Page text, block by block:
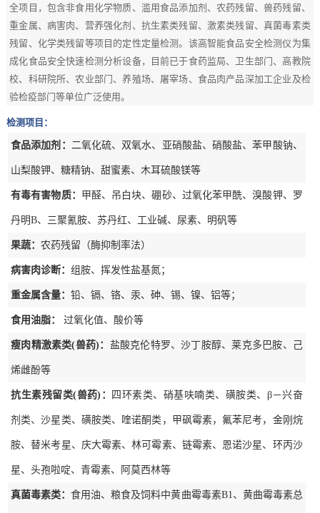
全项目，包含非食用化学物质、滥用食品添加剂、农药残留、兽药残留、
重金属、病害肉、营养强化剂、抗生素类残留、激素类残留、真菌毒素类
残留、化学类残留等项目的定性定量检测。该高智能食品安全检测仪为集
成化食品安全快速检测分析设备，目前已于食药监局、卫生部门、高教院
校、科研院所、农业部门、养殖场、屠宰场、食品肉产品深加工企业及检
验检疫部门等单位广泛使用。
检测项目：
食品添加剂： 二氧化硫、双氧水、亚硝酸盐、硝酸盐、苯甲酸钠、
山梨酸钾、糖精钠、甜蜜素、木耳硫酸镁等
有毒有害物质： 甲醛、吊白块、硼砂、过氧化苯甲酰、溴酸钾、罗
丹明B、三聚氰胺、苏丹红、工业碱、尿素、明矾等
果蔬：农药残留（酶抑制率法）
病害肉诊断：组胺、挥发性盐基氮；
重金属含量：铅、镉、铬、汞、砷、锡、镍、铝等；
食用油脂： 过氧化值、酸价等
瘦肉精激素类(兽药)： 盐酸克伦特罗、沙丁胺醇、莱克多巴胺、己
烯雌酚等
抗生素残留类(兽药)： 四环素类、硝基呋喃类、磺胺类、β－兴奋
剂类、沙星类、磺胺类、喹诺酮类，甲砜霉素，氟苯尼考，金刚烷
胺、替米考星、庆大霉素、林可霉素、链霉素、恩诺沙星、环丙沙
星、头孢啦啶、青霉素、阿莫西林等
真菌毒素类：食用油、粮食及饲料中黄曲霉毒素B1、黄曲霉毒素总